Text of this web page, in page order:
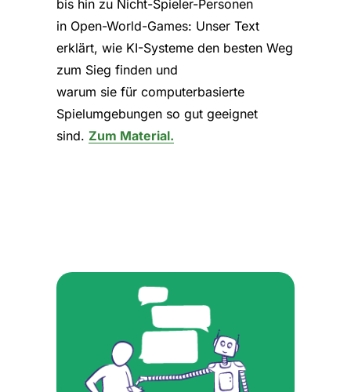
bis hin zu Nicht-Spieler-Personen
in Open-World-Games: Unser Text
erklärt, wie KI-Systeme den besten Weg
zum Sieg finden und
warum sie für computerbasierte
Spielumgebungen so gut geeignet
sind. Zum Material.